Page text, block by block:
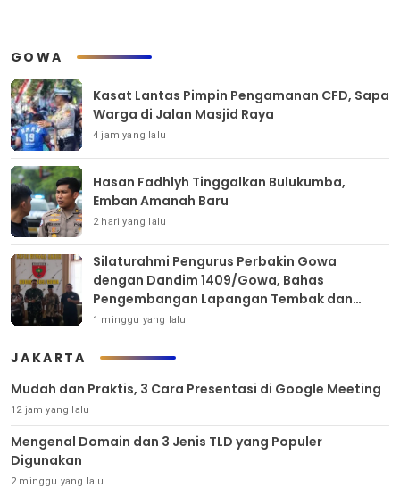
GOWA
Kasat Lantas Pimpin Pengamanan CFD, Sapa
Warga di Jalan Masjid Raya
4 jam yang lalu
Hasan Fadhlyh Tinggalkan Bulukumba,
Emban Amanah Baru
2 hari yang lalu
Silaturahmi Pengurus Perbakin Gowa
dengan Dandim 1409/Gowa, Bahas
Pengembangan Lapangan Tembak dan
Pembinaan Atlet
1 minggu yang lalu
JAKARTA
Mudah dan Praktis, 3 Cara Presentasi di Google Meeting
12 jam yang lalu
Mengenal Domain dan 3 Jenis TLD yang Populer
Digunakan
2 minggu yang lalu